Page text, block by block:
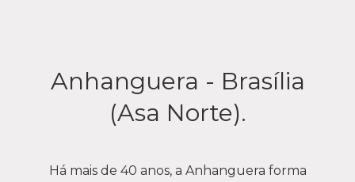
Anhanguera - Brasília
(Asa Norte).
Há mais de 40 anos, a Anhanguera forma